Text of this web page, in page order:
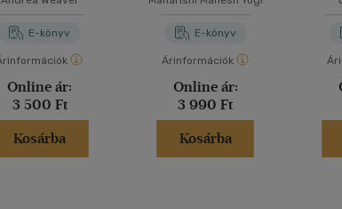
E-könyv
Online ár:
3 500 Ft
Kosárba
E-könyv
Árinformációk
Online ár:
3 990 Ft
Kosárba